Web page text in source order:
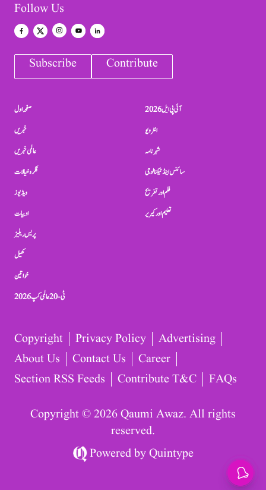
Follow Us
Subscribe Contribute
صفحہ اول
خبریں
عالمی خبریں
فکر و خیالات
ویڈیوز
ادبیات
پریس ریلیز
کھیل
خواتین
ٹی-20 عالمی کپ 2026
آئی پی ایل 2026
انٹرویو
شہرنامہ
سائنس اینڈ ٹیکنالوجی
فلم اور تفریح
تعلیم اور کیریر
Copyright Privacy Policy
Advertising
About Us
Contact Us
Career
Section RSS Feeds
Contribute T&C FAQs
Copyright © 2026 Qaumi Awaz. All rights
reserved.
Powered byQuintype